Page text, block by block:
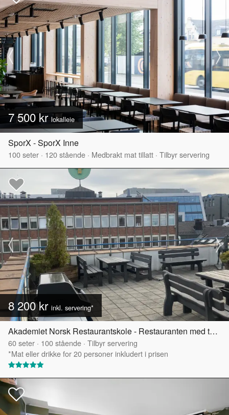
7 500 krlokalleie
SporX - SporX Inne
100seter · 120stående · Medbrakt mat tillatt · Tilbyr servering
8 200 kr inkl. servering*
Akademiet Norsk Restaurantskole - Restauranten med takterrasse
60seter · 100stående · Tilbyr servering
*Mat eller drikke for 20 personer inkludert i prisen